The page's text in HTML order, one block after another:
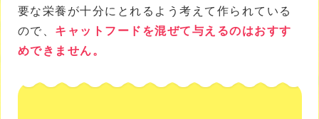
要な栄養が十分にとれるよう考えて作られている
ので、 キャットフードを混ぜて与えるのはおすす
めできません。